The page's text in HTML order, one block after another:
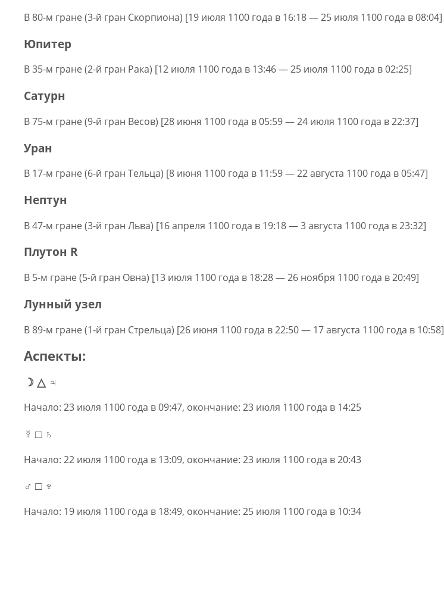
В 80-м гране (3-й гран Скорпиона) [19 июля 1100 года в 16:18 — 25 июля 1100 года в 08:04]
Юпитер
В 35-м гране (2-й гран Рака) [12 июля 1100 года в 13:46 — 25 июля 1100 года в 02:25]
Сатурн
В 75-м гране (9-й гран Весов) [28 июня 1100 года в 05:59 — 24 июля 1100 года в 22:37]
Уран
В 17-м гране (6-й гран Тельца) [8 июня 1100 года в 11:59 — 22 августа 1100 года в 05:47]
Нептун
В 47-м гране (3-й гран Льва) [16 апреля 1100 года в 19:18 — 3 августа 1100 года в 23:32]
Плутон R
В 5-м гране (5-й гран Овна) [13 июля 1100 года в 18:28 — 26 ноября 1100 года в 20:49]
Лунный узел
В 89-м гране (1-й гран Стрельца) [26 июня 1100 года в 22:50 — 17 августа 1100 года в 10:58]
Аспекты:
☽ △ ♃
Начало: 23 июля 1100 года в 09:47, окончание: 23 июля 1100 года в 14:25
☿ □ ♄
Начало: 22 июля 1100 года в 13:09, окончание: 23 июля 1100 года в 20:43
♂ □ ♆
Начало: 19 июля 1100 года в 18:49, окончание: 25 июля 1100 года в 10:34